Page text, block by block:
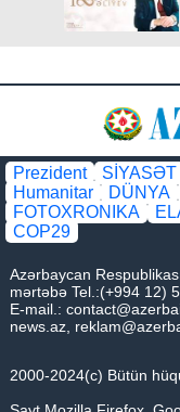
Prezident SİYASƏT
Humanitar
DÜNYA
FOTOXRONIKA
COP29
Azərbaycan
mərtəbə Tel.:(+994 12)
E-mail.:
news.az,
2000-2024(c) Bütün